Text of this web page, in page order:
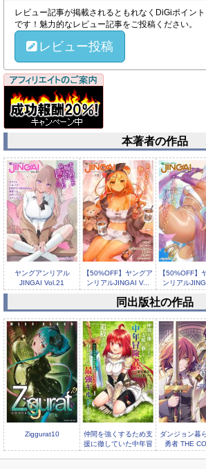
レビュー記事が掲載されるともれなくDiGiポイン
です！魅力的なレビュー記事をご投稿ください。
レビュー投稿
本著者の作品
ヤングアンリアル
JINGAI Vol.21
【50%OFF】ヤングア
ンリアルJINGAI V...
【50%OFF】
ンリアル
TS学園の日常 最終話
そして日常は続く【単
同出版社の作品
Ziggurat10
仲間を強くするため支
援に徹していた中年冒
険者、追放され自分だ
ダンジョン暮
勇者 THE